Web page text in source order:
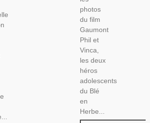
photos
du film
Gaumont
Phil et
Vinca,
les deux
héros
adolescents
du Blé
en
Herbe...